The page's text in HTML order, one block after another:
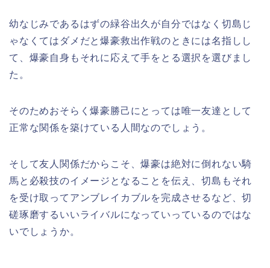
幼なじみであるはずの緑谷出久が自分ではなく切島じ
ゃなくてはダメだと爆豪救出作戦のときには名指しし
て、爆豪自身もそれに応えて手をとる選択を選びまし
た。
そのためおそらく爆豪勝己にとっては唯一友達として
正常な関係を築けている人間なのでしょう。
そして友人関係だからこそ、爆豪は絶対に倒れない騎
馬と必殺技のイメージとなることを伝え、切島もそれ
を受け取ってアンブレイカブルを完成させるなど、切
磋琢磨するいいライバルになっていっているのではな
いでしょうか。